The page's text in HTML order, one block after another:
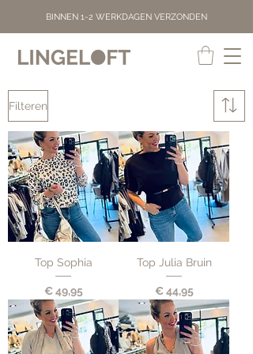
BINNEN 1-2 WERKDAGEN VERZONDEN
Filteren
Top Sophia
Prijs
€ 49,95
Top Julia Bruin
Prijs
€ 44,95